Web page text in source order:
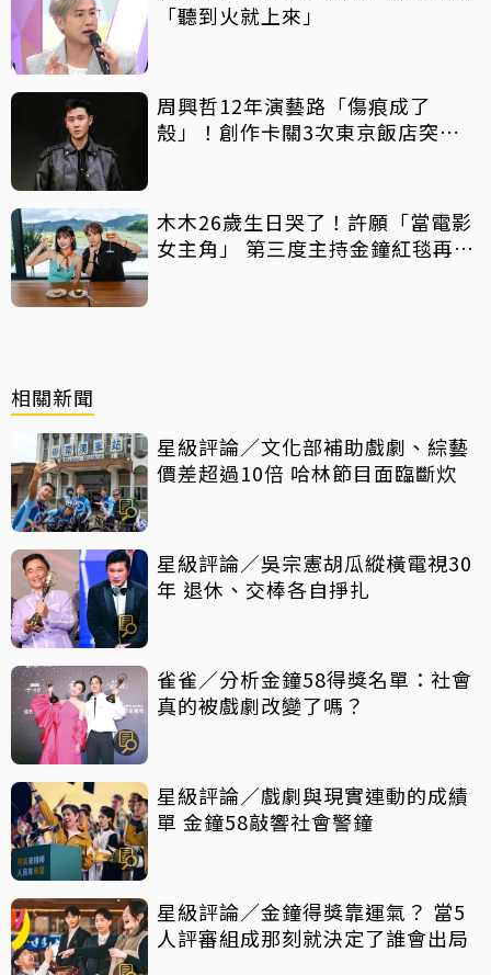
「聽到火就上來」
周興哲12年演藝路「傷痕成了
殼」！創作卡關3次東京飯店突找
木木26歲生日哭了！許願「當電影
女主角」 第三度主持金鐘紅毯再喊
相關新聞
星級評論／文化部補助戲劇、綜藝
價差超過10倍 哈林節目面臨斷炊
星級評論／吳宗憲胡瓜縱橫電視30
年 退休、交棒各自掙扎
雀雀／分析金鐘58得獎名單：社會
真的被戲劇改變了嗎？
星級評論／戲劇與現實連動的成績
單 金鐘58敲響社會警鐘
星級評論／金鐘得獎靠運氣？ 當5
人評審組成那刻就決定了誰會出局